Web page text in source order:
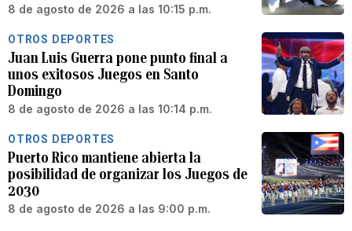
8 de agosto de 2026 a las 10:15 p.m.
OTROS DEPORTES
Juan Luis Guerra pone punto final a
unos exitosos Juegos en Santo
Domingo
8 de agosto de 2026 a las 10:14 p.m.
OTROS DEPORTES
Puerto Rico mantiene abierta la
posibilidad de organizar los Juegos de
2030
8 de agosto de 2026 a las 9:00 p.m.